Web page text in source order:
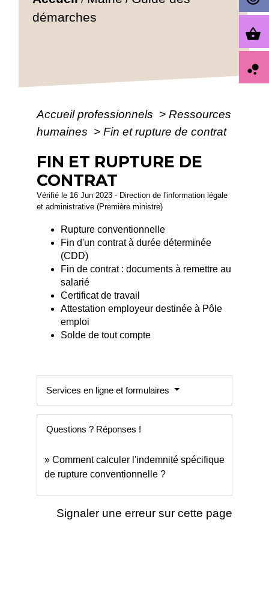
démarches
Accueil professionnels > Ressources
humaines > Fin et rupture de contrat
FIN ET RUPTURE DE
CONTRAT
Vérifié le 16 Jun 2023 - Direction de l'information légale
et administrative (Première ministre)
Rupture conventionnelle
Fin d'un contrat à durée déterminée
(CDD)
Fin de contrat : documents à remettre au
salarié
Certificat de travail
Attestation employeur destinée à Pôle
emploi
Solde de tout compte
Services en ligne et formulaires
Questions ? Réponses !
Comment calculer l'indemnité spécifique
de rupture conventionnelle ?
Signaler une erreur sur cette page
shopping_basket
bubble_chart